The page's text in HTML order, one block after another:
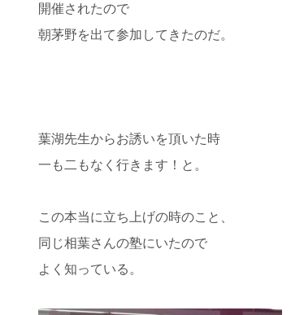
開催されたので
朝茅野を出て参加してきたのだ。
葉湖先生からお誘いを頂いた時
一も二もなく行きます！と。
この本当に立ち上げの時のこと、
同じ相葉さんの塾にいたので
よく知っている。